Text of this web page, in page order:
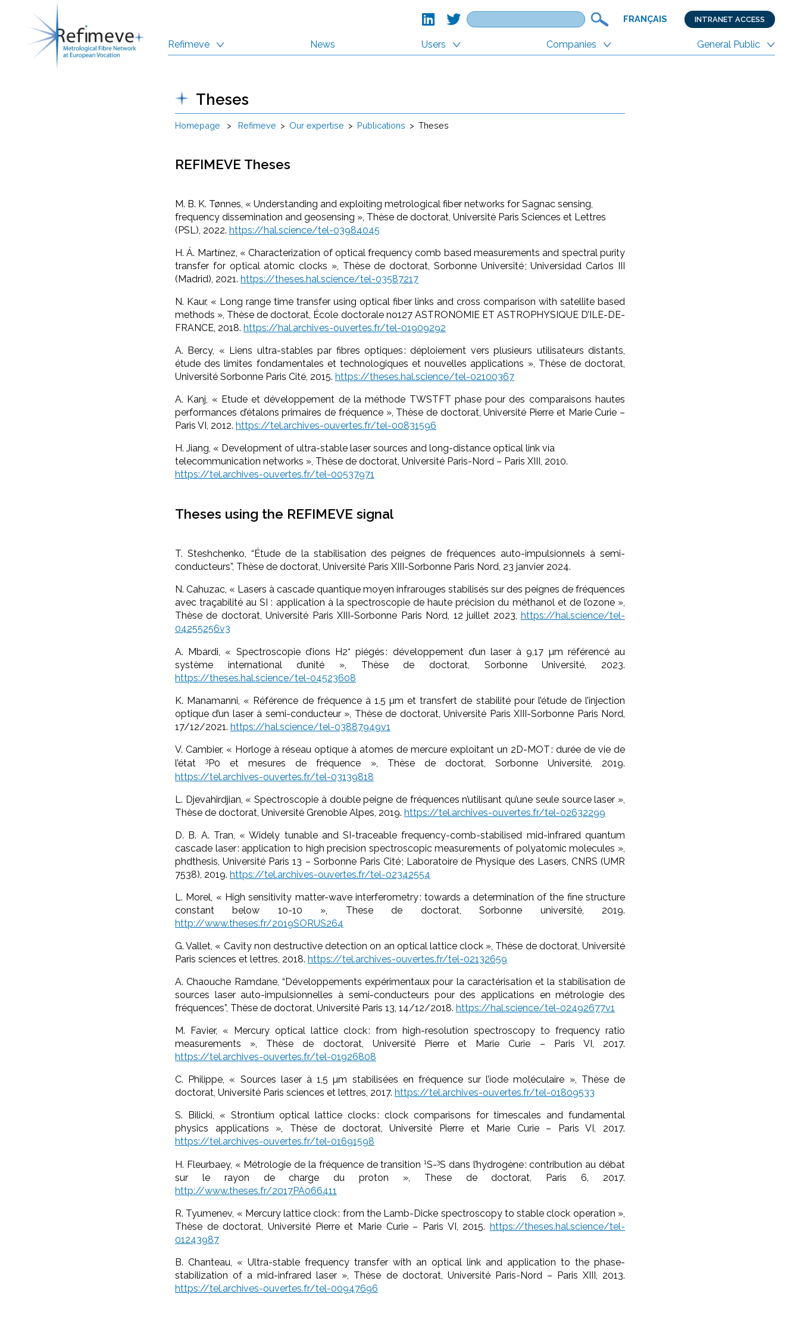
Search
for:
FRANÇAIS INTRANET ACCESS
Refimeve News Users Companies General Public
Theses
Homepage > Refimeve > Our expertise > Publications > Theses
REFIMEVE Theses
M. B. K. Tønnes, « Understanding and exploiting metrological fiber networks for Sagnac sensing,
frequency dissemination and geosensing », Thèse de doctorat, Université Paris Sciences et Lettres
(PSL), 2022. https://hal.science/tel-03984045
H. Á. Martínez, « Characterization of optical frequency comb based measurements and spectral purity
transfer for optical atomic clocks », Thèse de doctorat, Sorbonne Université ; Universidad Carlos III
(Madrid), 2021. https://theses.hal.science/tel-03587217
N. Kaur, « Long range time transfer using optical fiber links and cross comparison with satellite based
methods », Thèse de doctorat, École doctorale no127 ASTRONOMIE ET ASTROPHYSIQUE D’ILE-DE-
FRANCE, 2018. https://hal.archives-ouvertes.fr/tel-01909292
A. Bercy, « Liens ultra-stables par fibres optiques : déploiement vers plusieurs utilisateurs distants,
étude des limites fondamentales et technologiques et nouvelles applications », Thèse de doctorat,
Université Sorbonne Paris Cité, 2015. https://theses.hal.science/tel-02100367
A. Kanj, « Etude et développement de la méthode TWSTFT phase pour des comparaisons hautes
performances d’étalons primaires de fréquence », Thèse de doctorat, Université Pierre et Marie Curie –
Paris VI, 2012. https://tel.archives-ouvertes.fr/tel-00831596
H. Jiang, « Development of ultra-stable laser sources and long-distance optical link via
telecommunication networks », Thèse de doctorat, Université Paris-Nord – Paris XIII, 2010.
https://tel.archives-ouvertes.fr/tel-00537971
Theses using the REFIMEVE signal
T. Steshchenko, “Étude de la stabilisation des peignes de fréquences auto-impulsionnels à semi-
conducteurs”, Thèse de doctorat, Université Paris XIII-Sorbonne Paris Nord, 23 janvier 2024.
N. Cahuzac, « Lasers à cascade quantique moyen infrarouges stabilisés sur des peignes de fréquences
avec traçabilité au SI : application à la spectroscopie de haute précision du méthanol et de l’ozone »,
Thèse de doctorat, Université Paris XIII-Sorbonne Paris Nord, 12 juillet 2023, https://hal.science/tel-
04255256v3
A. Mbardi, « Spectroscopie d’ions H2+ piégés : développement d’un laser à 9,17 µm référencé au
système international d’unité », Thèse de doctorat, Sorbonne Université, 2023.
https://theses.hal.science/tel-04523608
K. Manamanni, « Référence de fréquence à 1.5 µm et transfert de stabilité pour l’étude de l’injection
optique d’un laser à semi-conducteur », Thèse de doctorat, Université Paris XIII-Sorbonne Paris Nord,
17/12/2021. https://hal.science/tel-03887949v1
V. Cambier, « Horloge à réseau optique à atomes de mercure exploitant un 2D-MOT : durée de vie de
l’état3 P0 et mesures de fréquence », Thèse de doctorat, Sorbonne Université, 2019.
https://tel.archives-ouvertes.fr/tel-03139818
L. Djevahirdjian, « Spectroscopie à double peigne de fréquences n’utilisant qu’une seule source laser »,
Thèse de doctorat, Université Grenoble Alpes, 2019. https://tel.archives-ouvertes.fr/tel-02632299
D. B. A. Tran, « Widely tunable and SI-traceable frequency-comb-stabilised mid-infrared quantum
cascade laser : application to high precision spectroscopic measurements of polyatomic molecules »,
phdthesis, Université Paris 13 – Sorbonne Paris Cité ; Laboratoire de Physique des Lasers, CNRS (UMR
7538), 2019. https://tel.archives-ouvertes.fr/tel-02342554
L. Morel, « High sensitivity matter-wave interferometry : towards a determination of the fine structure
constant below 10-10 », These de doctorat, Sorbonne université, 2019.
http://www.theses.fr/2019SORUS264
G. Vallet, « Cavity non destructive detection on an optical lattice clock », Thèse de doctorat, Université
Paris sciences et lettres, 2018. https://tel.archives-ouvertes.fr/tel-02132659
A. Chaouche Ramdane, “Développements expérimentaux pour la caractérisation et la stabilisation de
sources laser auto-impulsionnelles à semi-conducteurs pour des applications en métrologie des
fréquences”, Thèse de doctorat, Université Paris 13, 14/12/2018. https://hal.science/tel-02492677v1
M. Favier, « Mercury optical lattice clock : from high-resolution spectroscopy to frequency ratio
measurements », Thèse de doctorat, Université Pierre et Marie Curie – Paris VI, 2017.
https://tel.archives-ouvertes.fr/tel-01926808
C. Philippe, « Sources laser à 1,5 µm stabilisées en fréquence sur l’iode moléculaire », Thèse de
doctorat, Université Paris sciences et lettres, 2017. https://tel.archives-ouvertes.fr/tel-01809533
S. Bilicki, « Strontium optical lattice clocks : clock comparisons for timescales and fundamental
physics applications », Thèse de doctorat, Université Pierre et Marie Curie – Paris VI, 2017.
https://tel.archives-ouvertes.fr/tel-01691598
H. Fleurbaey, « Métrologie de la fréquence de transition1S-3S dans l’hydrogène : contribution au débat
sur le rayon de charge du proton », These de doctorat, Paris 6, 2017.
http://www.theses.fr/2017PA066411
R. Tyumenev, « Mercury lattice clock : from the Lamb-Dicke spectroscopy to stable clock operation »,
Thèse de doctorat, Université Pierre et Marie Curie – Paris VI, 2015. https://theses.hal.science/tel-
01243987
B. Chanteau, « Ultra-stable frequency transfer with an optical link and application to the phase-
stabilization of a mid-infrared laser », Thèse de doctorat, Université Paris-Nord – Paris XIII, 2013.
https://tel.archives-ouvertes.fr/tel-00947696